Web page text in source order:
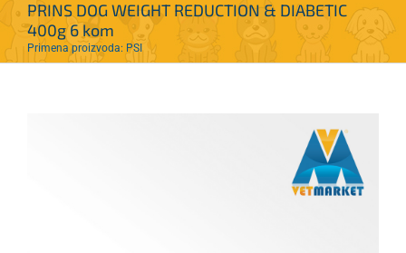
PRINS DOG WEIGHT REDUCTION & DIABETIC
400g 6 kom
Primena proizvoda: PSI